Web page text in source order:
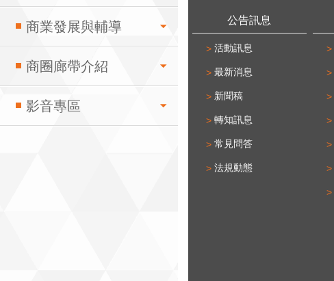
商業發展與輔導
商圈廊帶介紹
影音專區
公告訊息
活動訊息
最新消息
新聞稿
轉知訊息
常見問答
法規動態